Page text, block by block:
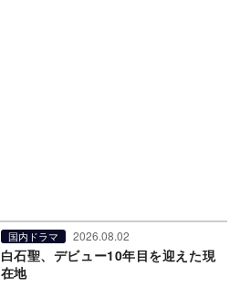
国内ドラマ 2026.08.02
白石聖、デビュー10年目を迎えた現
在地